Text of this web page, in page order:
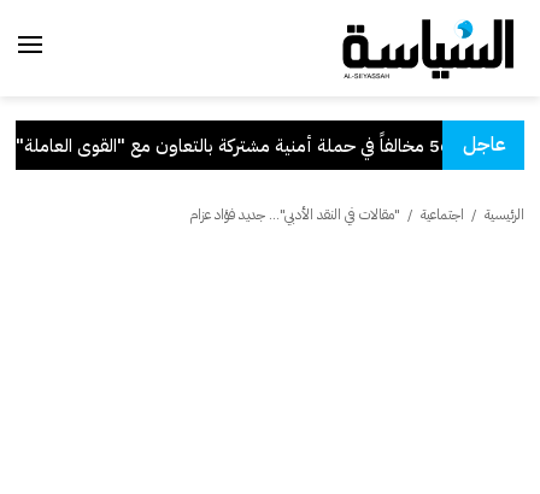
عاجل
مشتركة بالتعاون مع "القوى العاملة"
الرئيسية / اجتماعية / "مقالات في النقد الأدبي"… جديد فؤاد عزام